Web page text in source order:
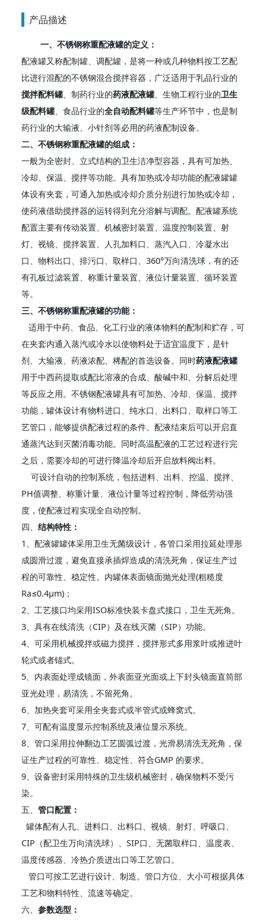
产品描述
一、不锈钢称重配液罐的定义：
配液罐又称配制罐、调配罐，是将一种或几种物料按工艺配
比进行混配的不锈钢混合搅拌容器，广泛适用于乳品行业的
搅拌配料罐 、制药行业的药液配液罐 、生物工程行业的卫生
级配料罐 、食品行业的全自动配料罐等生产环节中，也是制
药行业的大输液、小针剂等必用的药液配制设备。
二、不锈钢称重配液罐的组成：
一般为全密封、立式结构的卫生洁净型容器，具有可加热、
冷却、保温、搅拌等功能。具有加热或冷却功能的配液罐罐
体设有夹套，可通入加热或冷却介质分别进行加热或冷却，
使药液借助搅拌器的运转得到充分溶解与调配。配液罐系统
配置主要有传动装置、机械密封装置、温度控制装置、射
灯、视镜、搅拌装置、人孔加料口、蒸汽入口、冷凝水出
口、物料出口、排污口、取样口、360°万向清洗球，有的还
有孔板过滤装置、称重计量装置、液位计量装置、循环装置
等。
三、不锈钢称重配液罐的功能：
适用于中药、食品、化工行业的液体物料的配制和贮存，可
在夹套内通入蒸汽或冷水以使物料处于适宜温度下，是针
剂、大输液、药液浓配、稀配的首选设备。同时药液配液罐
用于中西药提取或配比溶液的合成、酸碱中和、分解后处理
等反应之用。不锈钢配液罐具有可加热、冷却、保温、搅拌
功能，罐体设计有物料进口、纯水口、出料口、取样口等工
艺管口，能够提供配液过程的条件。配液结束后可以开启直
通蒸汽达到灭菌消毒功能。同时高温配液的工艺过程进行完
之后，需要冷却的可进行降温冷却后开启放料阀出料。
可设计自动的控制系统，包括进料、出料、控温、搅拌、
PH值调整、称重计量、液位计量等过程控制，降低劳动强
度，使配液过程实现全自动控制。
四、 结构特性：
1、配液罐罐体采用卫生无菌级设计，各管口采用拉延处理形
成圆滑过渡，避免直接承插焊造成的清洗死角，保证生产过
程的可靠性、稳定性。内罐体表面镜面抛光处理(粗糙度
Ra≤0.4µm)；
2、工艺接口均采用ISO标准快装卡盘式接口，卫生无死角。
3、具有在线清洗（CIP）及在线灭菌（SIP）功能。
4、可采用机械搅拌或磁力搅拌，搅拌形式多用浆叶或推进叶
轮式或者锚式。
5、内表面处理成镜面，外表面亚光面或上下封头镜面直筒部
亚光处理，易清洗，不留死角。
6、加热夹套可采用全夹套式或半管式或蜂窝式。
7、可配有温度显示控制系统及液位显示系统。
8、管口采用拉伸翻边工艺圆弧过渡，光滑易清洗无死角，保
证生产过程的可靠性、稳定性、符合GMP 的要求。
9、设备密封采用特殊的卫生级机械密封，确保物料不受污
染。
五、 管口配置：
罐体配有人孔、进料口、出料口、视镜、射灯、呼吸口、
CIP（配卫生万向清洗球）、SIP口、无菌取样口、温度表、
温度传感器、冷热介质进出口等工艺管口。
管口可按工艺进行设计、制造。管口方位、大小可根据具体
工艺和物料特性、流速等确定。
六、 参数选型：